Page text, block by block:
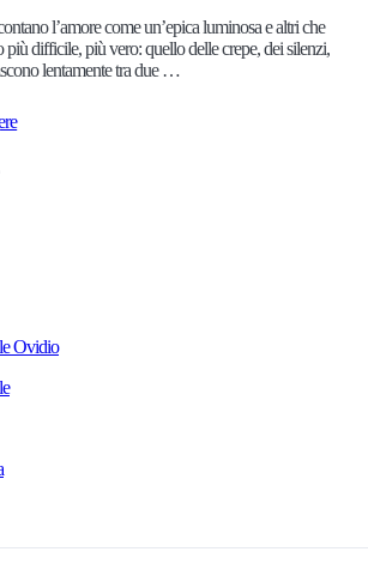
l’amore come un’epica luminosa e altri che
più difficile, più vero: quello delle crepe, dei silenzi,
lentamente tra due …
Ovidio